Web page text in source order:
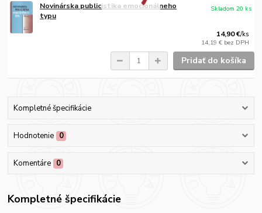
Novinárska publicistika emocionálneho
typu
14,90 €/ks
14,19 € bez DPH
Skladom 20 ks
Pridať do košíka
Kompletné špecifikácie
Hodnotenie 0
Komentáre 0
Kompletné špecifikácie